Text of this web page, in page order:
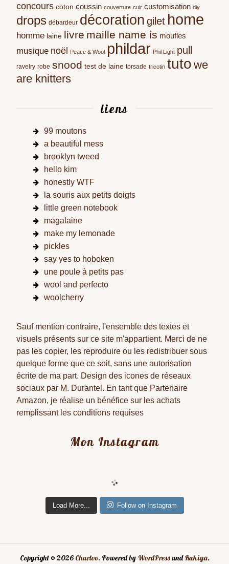
concours coton coussin couverture cuir customisation diy
drops débardeur décoration gilet home
homme laine livre maille name is moufles
musique noël Peace & Wool phildar Phil Light pull
ravelry robe snood test de laine torsade tricotin tuto we
are knitters
liens
99 moutons
a beautiful mess
brooklyn tweed
hello kim
honestly WTF
la souris aux petits doigts
little green notebook
magalaine
make my lemonade
pickles
say yes to hoboken
une poule à petits pas
wool and perfecto
woolcherry
Sauf mention contraire, l'ensemble des textes et
visuels présents sur ce site m'appartient. Merci de ne
pas les copier, les reproduire ou les redistribuer sous
quelque forme que ce soit, sans une autorisation
écrite de ma part. Design des icones de réseaux
sociaux par M. Durantel. En tant que Partenaire
Amazon, je réalise un bénéfice sur les achats
remplissant les conditions requises
Mon Instagram
Load More... Follow on Instagram
Copyright © 2026 Charlov. Powered by WordPressandRakiya.